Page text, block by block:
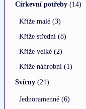
Církevní potřeby (14)
Kříže malé (3)
Kříže střední (8)
Kříže velké (2)
Kříže náhrobní (1)
Svícny (21)
Jednoramenné (6)